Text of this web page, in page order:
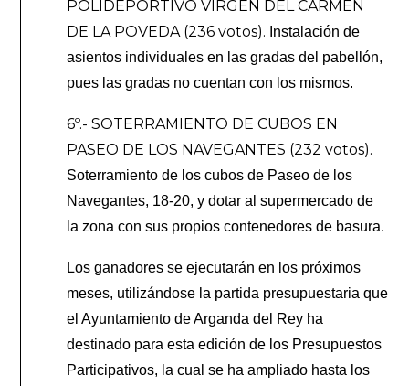
POLIDEPORTIVO VIRGEN DEL CARMEN
DE LA POVEDA (236 votos). Instalación de
asientos individuales en las gradas del pabellón,
pues las gradas no cuentan con los mismos.
6º.- SOTERRAMIENTO DE CUBOS EN
PASEO DE LOS NAVEGANTES (232 votos).
Soterramiento de los cubos de Paseo de los
Navegantes, 18-20, y dotar al supermercado de
la zona con sus propios contenedores de basura.
Los ganadores se ejecutarán en los próximos
meses, utilizándose la partida presupuestaria que
el Ayuntamiento de Arganda del Rey ha
destinado para esta edición de los Presupuestos
Participativos, la cual se ha ampliado hasta los